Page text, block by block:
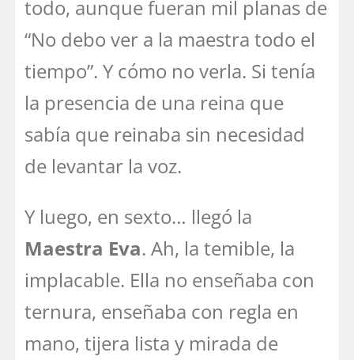
todo, aunque fueran mil planas de
“No debo ver a la maestra todo el
tiempo”. Y cómo no verla. Si tenía
la presencia de una reina que
sabía que reinaba sin necesidad
de levantar la voz.
Y luego, en sexto… llegó la
Maestra Eva. Ah, la temible, la
implacable. Ella no enseñaba con
ternura, enseñaba con regla en
mano, tijera lista y mirada de